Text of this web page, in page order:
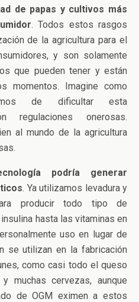
de papas y cultivos más
. Todos estos rasgos
de la agricultura para el
y son solamente
que pueden tener y están
momentos. Imagine como
de dificultar esta
regulaciones onerosas.
al mundo de la agricultura
podría generar
. Ya utilizamos levadura y
producir todo tipo de
hasta las vitaminas en
uso en lugar de
se utilizan en la fabricación
como casi todo el queso
muchas cervezas, aunque
de OGM eximen a estos